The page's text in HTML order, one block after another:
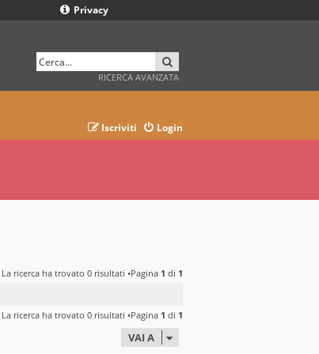
Privacy
RICERCA AVANZATA
Login
Iscriviti
La ricerca ha trovato 0 risultati •Pagina 1 di 1
La ricerca ha trovato 0 risultati •Pagina 1 di 1
VAI A